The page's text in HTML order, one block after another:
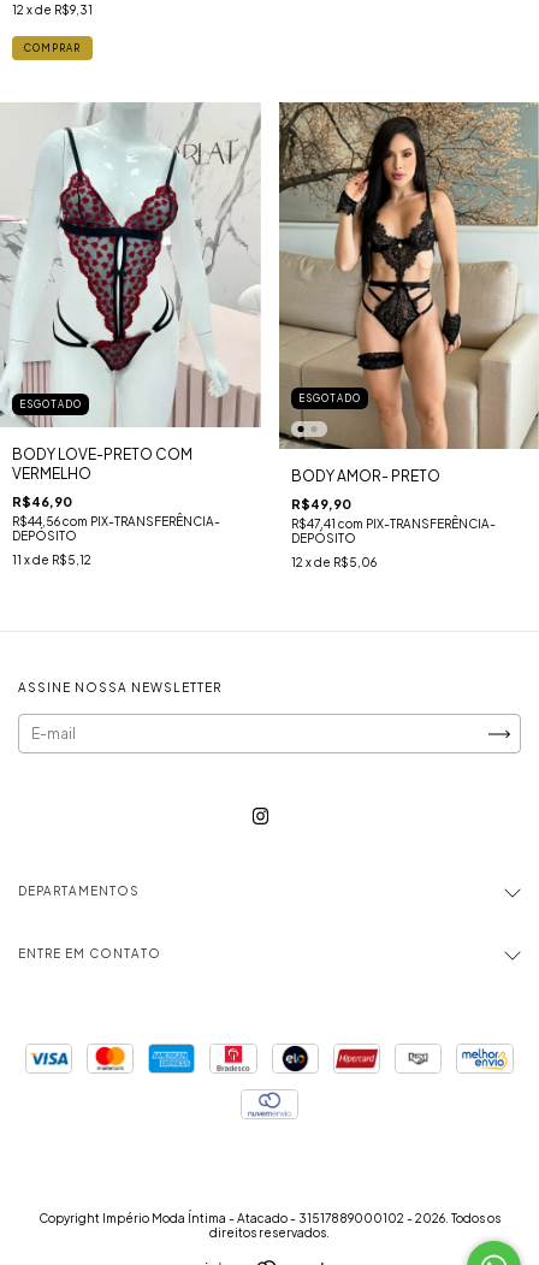
12 x de R$9,31
COMPRAR
ESGOTADO
BODY LOVE-PRETO COM
VERMELHO
R$46,90
R$44,56com PIX-TRANSFERÊNCIA-
DEPÓSITO
11 x de R$5,12
ESGOTADO
BODY AMOR- PRETO
R$49,90
R$47,41 com PIX-TRANSFERÊNCIA-
DEPÓSITO
12 x de R$5,06
ASSINE NOSSA NEWSLETTER
DEPARTAMENTOS
ENTRE EM CONTATO
Copyright Império Moda Íntima - Atacado - 31517889000102 - 2026. Todos os
direitos reservados.